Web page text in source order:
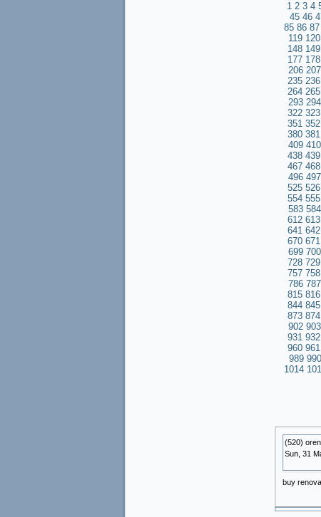
1 2 3 4
45 46
85 86 87
119 120
148 149
177 178
206 207
235 236
264 265
293 294
322 323
351 352
380 381
409 410
438 439
467 468
496 497
525 526
554 555
583 584
612 613
641 642
670 671
699 700
728 729
757 758
786 787
815 816
844 845
873 874
902 903
931 932
960 961
989 990
1014
(520)
Sun, 31
buy